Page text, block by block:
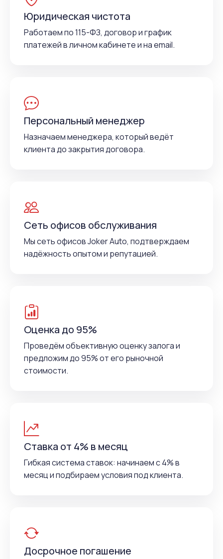
Юридическая чистота
Работаем по 115-ФЗ, договор и график
платежей в личном кабинете и на email.
Персональный менеджер
Назначаем менеджера, который ведёт
клиента до закрытия договора.
Сеть офисов обслуживания
Мы сеть офисов Joker Auto, подтверждаем
надёжность опытом и репутацией.
Оценка до 95%
Проведём объективную оценку залога и
предложим до 95% от его рыночной
стоимости.
Ставка от 4% в месяц
Гибкая система ставок: начинаем с 4% в
месяц и подбираем условия под клиента.
Досрочное погашение